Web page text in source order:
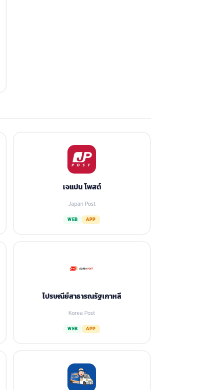
เจแปน โพสต์
Japan Post
WEB APP
ไปรษณีย์สาธารณรัฐเกาหลี
Korea Post
WEB APP